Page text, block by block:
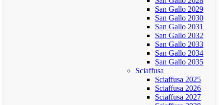
San Gallo 2029
San Gallo 2030
San Gallo 2031
San Gallo 2032
San Gallo 2033
San Gallo 2034
San Gallo 2035
Sciaffusa
Sciaffusa 2025
Sciaffusa 2026
Sciaffusa 2027